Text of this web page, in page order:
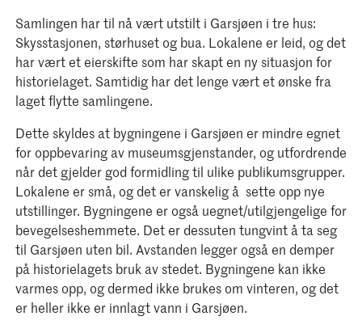
Samlingen har til nå vært utstilt i Garsjøen i tre hus:
Skysstasjonen, størhuset og bua. Lokalene er leid, og det
har vært et eierskifte som har skapt en ny situasjon for
historielaget. Samtidig har det lenge vært et ønske fra
laget flytte samlingene.
Dette skyldes at bygningene i Garsjøen er mindre egnet
for oppbevaring av museumsgjenstander, og utfordrende
når det gjelder god formidling til ulike publikumsgrupper.
Lokalene er små, og det er vanskelig å sette opp nye
utstillinger. Bygningene er også uegnet/utilgjengelige for
bevegelseshemmete. Det er dessuten tungvint å ta seg
til Garsjøen uten bil. Avstanden legger også en demper
på historielagets bruk av stedet. Bygningene kan ikke
varmes opp, og dermed ikke brukes om vinteren, og det
er heller ikke er innlagt vann i Garsjøen.